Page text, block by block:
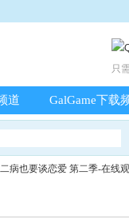
只
道 GalGame下载
病也要谈恋爱 第二季-在线